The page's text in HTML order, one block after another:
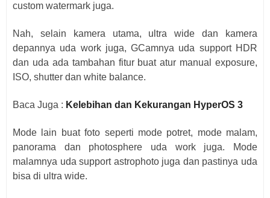
custom watermark juga.
Nah, selain kamera utama, ultra wide dan kamera
depannya uda work juga, GCamnya uda support HDR
dan uda ada tambahan fitur buat atur manual exposure,
ISO, shutter dan white balance.
Baca Juga : Kelebihan dan Kekurangan HyperOS 3
Mode lain buat foto seperti mode potret, mode malam,
panorama dan photosphere uda work juga. Mode
malamnya uda support astrophoto juga dan pastinya uda
bisa di ultra wide.